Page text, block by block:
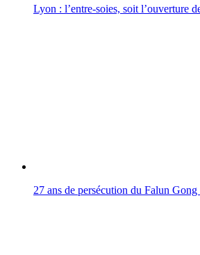
Lyon : l’entre-soies, soit l’ouverture
27 ans de persécution du Falun